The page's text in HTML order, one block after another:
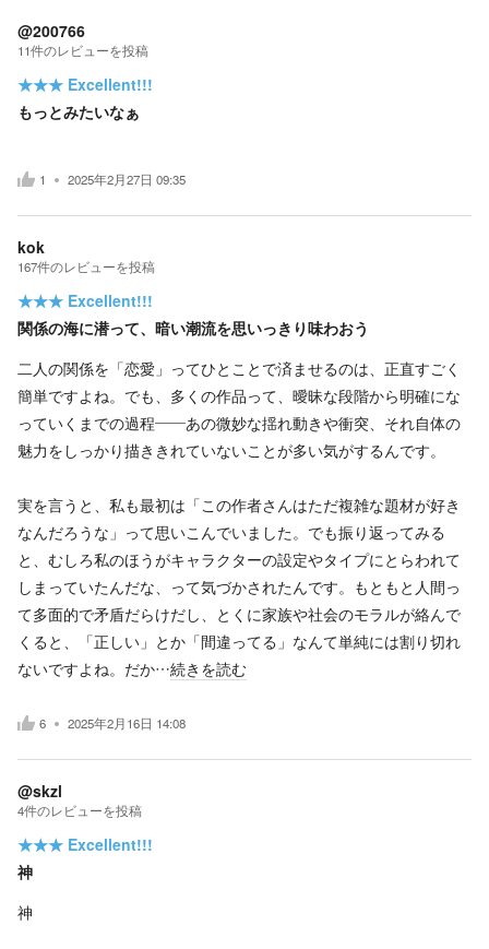
@200766
11件のレビューを投稿
★★★ Excellent!!!
もっとみたいなぁ
1 2025年2月27日 09:35
kok
167件のレビューを投稿
★★★ Excellent!!!
関係の海に潜って、暗い潮流を思いっきり味わおう
二人の関係を「恋愛」ってひとことで済ませるのは、正直すごく
簡単ですよね。でも、多くの作品って、曖昧な段階から明確にな
っていくまでの過程――あの微妙な揺れ動きや衝突、それ自体の
魅力をしっかり描ききれていないことが多い気がするんです。
実を言うと、私も最初は「この作者さんはただ複雑な題材が好き
なんだろうな」って思いこんでいました。でも振り返ってみる
と、むしろ私のほうがキャラクターの設定やタイプにとらわれて
しまっていたんだな、って気づかされたんです。もともと人間っ
て多面的で矛盾だらけだし、とくに家族や社会のモラルが絡んで
くると、「正しい」とか「間違ってる」なんて単純には割り切れ
ないですよね。だか…続きを読む
6 2025年2月16日 14:08
@skzl
4件のレビューを投稿
★★★ Excellent!!!
神
神